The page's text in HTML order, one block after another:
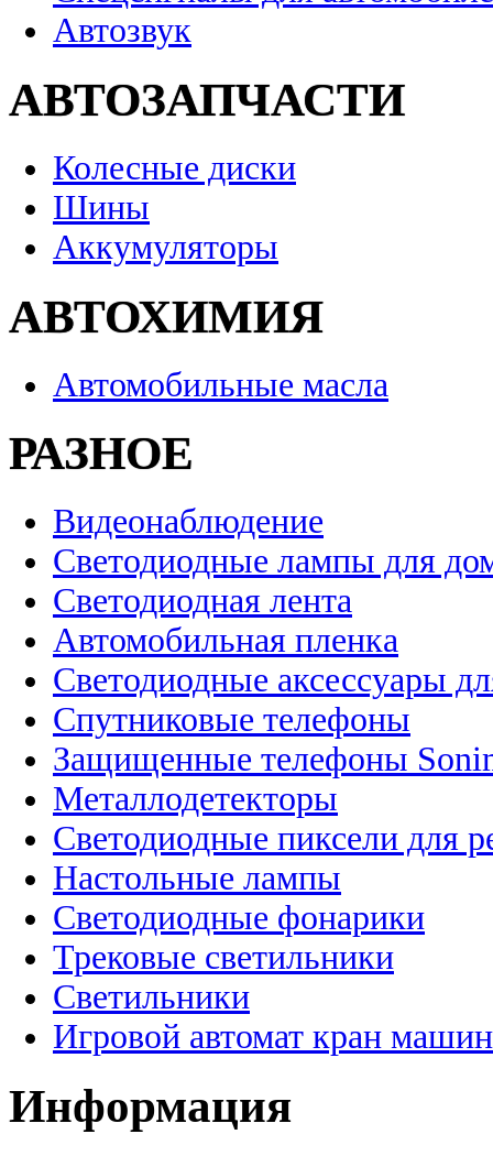
Автозвук
АВТОЗАПЧАСТИ
Колесные диски
Шины
Аккумуляторы
АВТОХИМИЯ
Автомобильные масла
РАЗНОЕ
Видеонаблюдение
Светодиодные лампы для
Светодиодная лента
Автомобильная пленка
Светодиодные аксессуары
Спутниковые телефоны
Защищенные телефоны
Металлодетекторы
Светодиодные пиксели для
Настольные лампы
Светодиодные фонарики
Трековые светильники
Светильники
Игровой автомат кран
Информация